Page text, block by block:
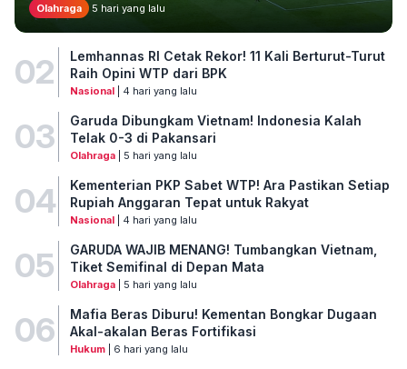
Olahraga 5 hari yang lalu
02
Lemhannas RI Cetak Rekor! 11 Kali Berturut-Turut
Raih Opini WTP dari BPK
Nasional| 4 hari yang lalu
03
Garuda Dibungkam Vietnam! Indonesia Kalah
Telak 0-3 di Pakansari
Olahraga| 5 hari yang lalu
04
Kementerian PKP Sabet WTP! Ara Pastikan Setiap
Rupiah Anggaran Tepat untuk Rakyat
Nasional| 4 hari yang lalu
05
GARUDA WAJIB MENANG! Tumbangkan Vietnam,
Tiket Semifinal di Depan Mata
Olahraga| 5 hari yang lalu
06
Mafia Beras Diburu! Kementan Bongkar Dugaan
Akal-akalan Beras Fortifikasi
Hukum| 6 hari yang lalu